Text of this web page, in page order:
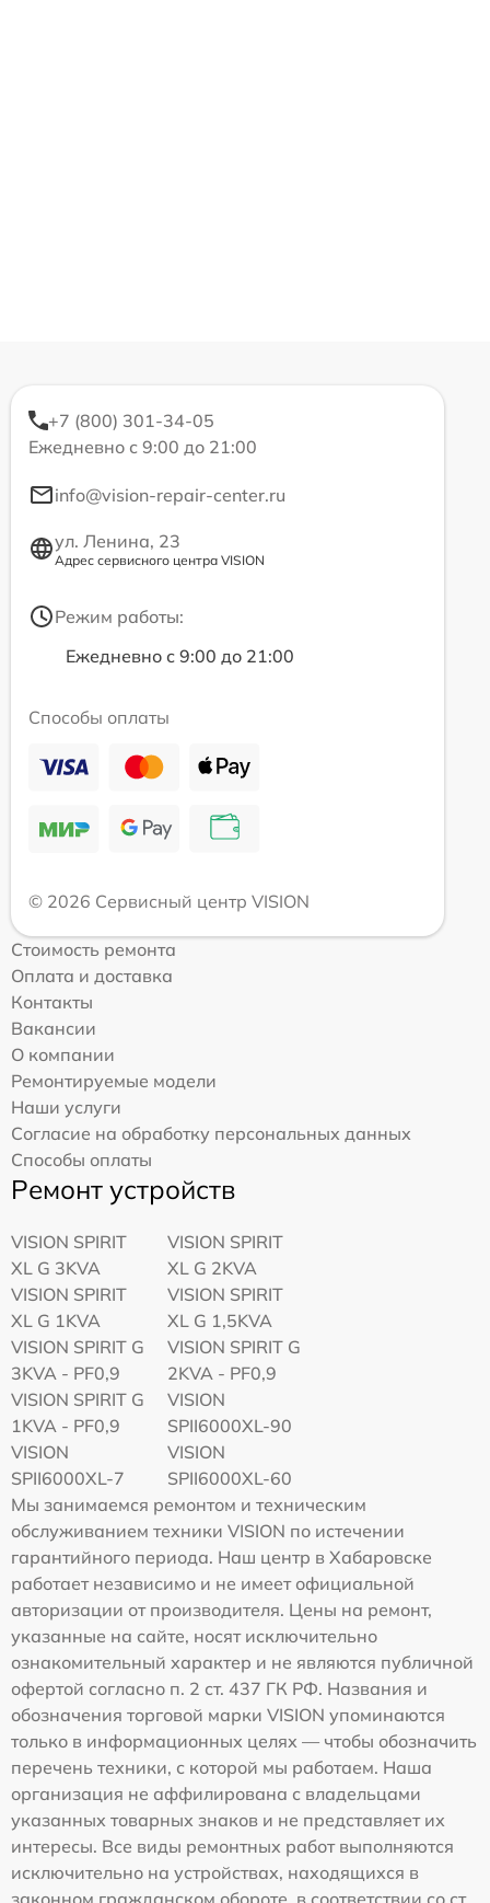
+7 (800) 301-34-05
Ежедневно с 9:00 до 21:00
info@vision-repair-center.ru
ул. Ленина, 23
Адрес сервисного центра VISION
Режим работы:
Ежедневно с 9:00 до 21:00
Способы оплаты
© 2026 Сервисный центр VISION
Стоимость ремонта
Оплата и доставка
Контакты
Вакансии
О компании
Ремонтируемые модели
Наши услуги
Согласие на обработку персональных данных
Способы оплаты
Ремонт устройств
VISION SPIRIT
XL G 3KVA
VISION SPIRIT
XL G 2KVA
VISION SPIRIT
XL G 1KVA
VISION SPIRIT
XL G 1,5KVA
VISION SPIRIT G
3KVA - PF0,9
VISION SPIRIT G
2KVA - PF0,9
VISION SPIRIT G
1KVA - PF0,9
VISION
SPII6000XL-90
VISION
SPII6000XL-7
VISION
SPII6000XL-60
Мы занимаемся ремонтом и техническим
обслуживанием техники VISION по истечении
гарантийного периода. Наш центр в Хабаровске
работает независимо и не имеет официальной
авторизации от производителя. Цены на ремонт,
указанные на сайте, носят исключительно
ознакомительный характер и не являются публичной
офертой согласно п. 2 ст. 437 ГК РФ. Названия и
обозначения торговой марки VISION упоминаются
только в информационных целях — чтобы обозначить
перечень техники, с которой мы работаем. Наша
организация не аффилирована с владельцами
указанных товарных знаков и не представляет их
интересы. Все виды ремонтных работ выполняются
исключительно на устройствах, находящихся в
законном гражданском обороте, в соответствии со ст.